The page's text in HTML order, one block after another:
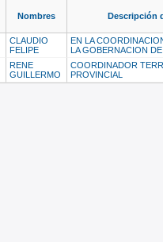
Nombres Descripción
CLAUDIO
FELIPE
EN LA
LA GOBERNACION
RENE
GUILLERMO
COORDINADOR
PROVINCIAL